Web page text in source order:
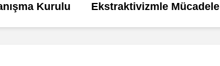
Kurulu Ekstraktivizmle Mücadele